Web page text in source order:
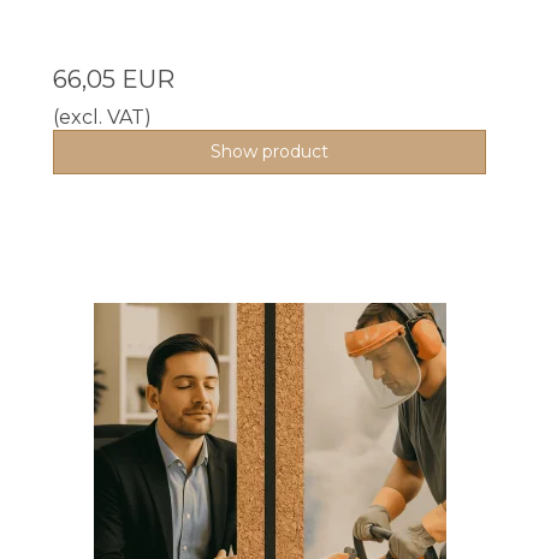
66,05 EUR
(excl. VAT)
Show product